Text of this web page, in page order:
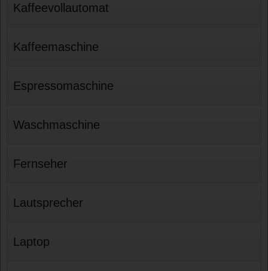
Kaffeevollautomat
Kaffeemaschine
Espressomaschine
Waschmaschine
Fernseher
Lautsprecher
Laptop